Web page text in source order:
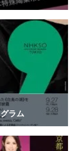
ラム